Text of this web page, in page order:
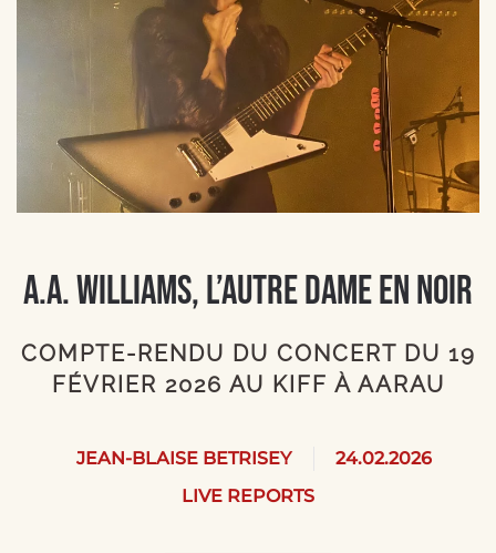
A.A. Williams, l’autre dame en noir
COMPTE-RENDU DU CONCERT DU 19
FÉVRIER 2026 AU KIFF À AARAU
JEAN-BLAISE BETRISEY
24.02.2026
LIVE REPORTS